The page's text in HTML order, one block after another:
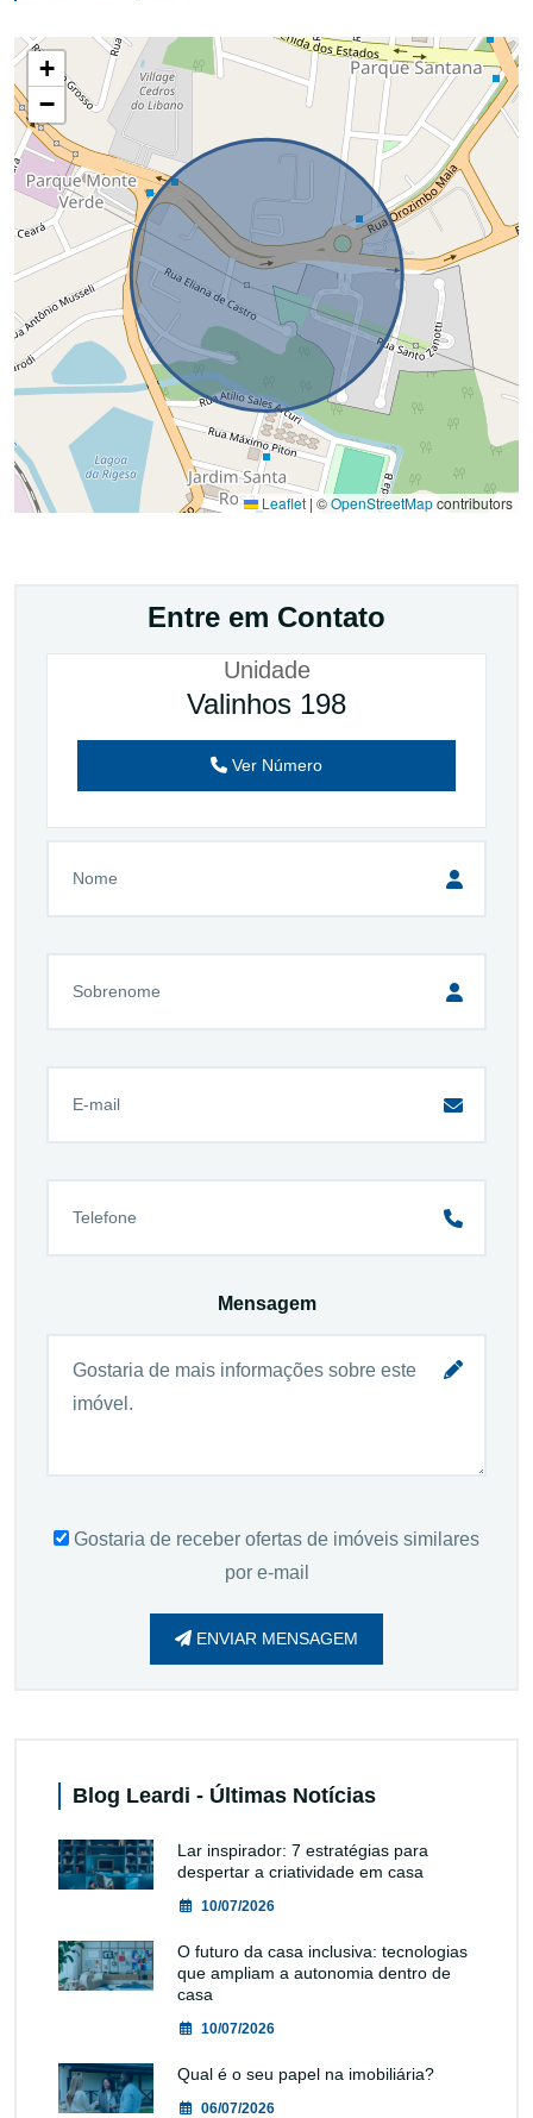
+
−
Leaflet | ©OpenStreetMapcontributors
Entre em Contato
Unidade
Valinhos 198
Ver Número
Mensagem
Gostaria de receber ofertas de imóveis similares
por e-mail
ENVIAR MENSAGEM
Blog Leardi - Últimas Notícias
Lar inspirador: 7 estratégias para
despertar a criatividade em casa
10/07/2026
O futuro da casa inclusiva: tecnologias
que ampliam a autonomia dentro de
casa
10/07/2026
Qual é o seu papel na imobiliária?
06/07/2026